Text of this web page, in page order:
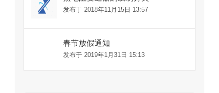
发布于 2018年11月15日 13:57
春节放假通知
发布于 2019年1月31日 15:13